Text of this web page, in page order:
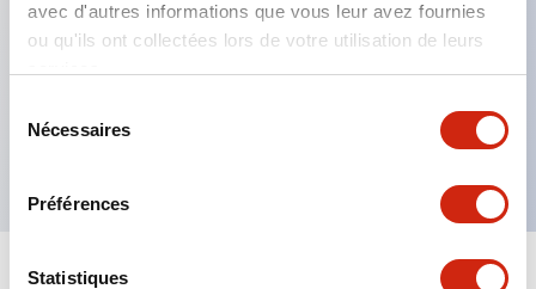
avec d'autres informations que vous leur avez fournies
ou qu'ils ont collectées lors de votre utilisation de leurs
Nécessaires
Préférences
Statistiques
Fixation par regroupement possible
Le commutateur sélecteur avec clé adopte une
structure à goupille à cylindre haute sécurité
La structure de protection est IP65 (IEC60529)